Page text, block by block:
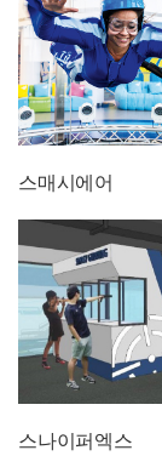
스매시에어
스나이퍼엑스